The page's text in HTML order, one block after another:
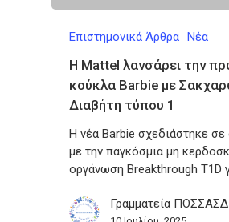
Επιστημονικά Άρθρα Νέα
Η Mattel λανσάρει την
κούκλα Barbie με
Διαβήτη τύπου 1
Η νέα Barbie σχεδιάστηκε σε
με την παγκόσμια μη
οργάνωση Breakthrough T1D
Γραμματεία